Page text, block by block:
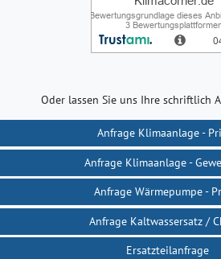
Oder lassen Sie uns Ihre schriftlich
Anfrage Klimaanlage -
Anfrage Klimaanlage -
Anfrage Wärmepumpe -
Anfrage Kaltwassersatz /
Ersatzteilanfrage